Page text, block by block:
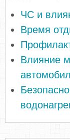
ЧС и
Время
Влияние